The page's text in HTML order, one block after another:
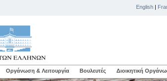
English |
Οργάνωση & Λειτουργία Βουλευτές Διοικητική